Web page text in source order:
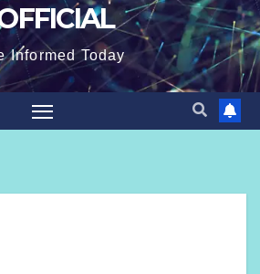
Informed Today